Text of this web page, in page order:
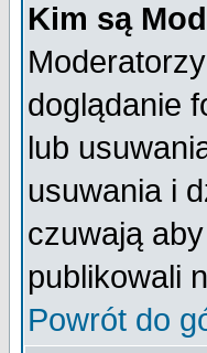
Kim są
doglądanie
lub
usuwania i
czuwają
publikowali
Powrót do